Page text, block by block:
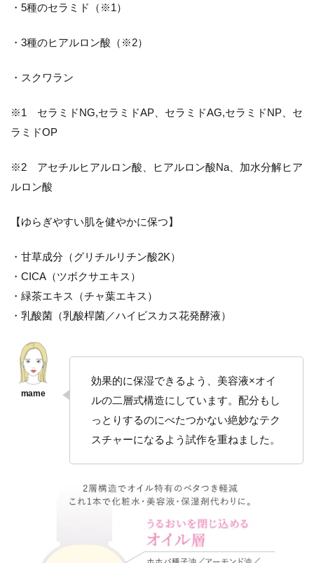
・5種のセラミド（※1）
・3種のヒアルロン酸（※2）
・スクワラン
※1 セラミドNG,セラミドAP、セラミドAG,セラミドNP、セ
ラミドOP
※2 アセチルヒアルロン酸、ヒアルロン酸Na、加水分解ヒア
ルロン酸
【ゆらぎやすい肌を健やかに保つ】
・甘草成分（グリチルリチン酸2K）
・CICA（ツボクサエキス）
・緑茶エキス（チャ葉エキス）
・乳酸菌（乳酸桿菌／ハイビスカス花発酵液）
効果的に保湿できるよう、美容液×オイ
ルの二層式構造にしています。配分もし
っとりするのにべたつかない絶妙なテク
スチャーになるよう試作を重ねました。